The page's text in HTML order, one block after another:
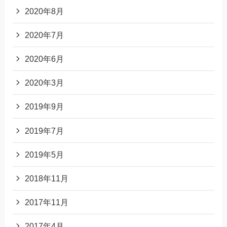
2020年8月
2020年7月
2020年6月
2020年3月
2019年9月
2019年7月
2019年5月
2018年11月
2017年11月